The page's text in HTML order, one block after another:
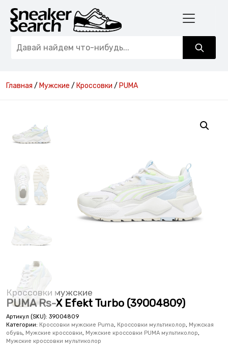
Главная / Мужские / Кроссовки / PUMA
Кроссовки мужские
PUMA Rs-X Efekt Turbo (39004809)
Артикул (SKU): 39004809
Категории: Кроссовки мужские Puma, Кроссовки мультиколор, Мужская
обувь, Мужские кроссовки, Мужские кроссовки PUMA мультиколор,
Мужские кроссовки мультиколор